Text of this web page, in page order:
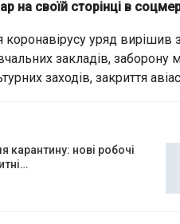
на своїй сторінці в
уряд вирішив
закладів, заборону
заходів, закриття
карантину: нові робочі